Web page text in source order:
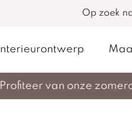
Op zoek
Interieurontwerp
Profiteer van onze